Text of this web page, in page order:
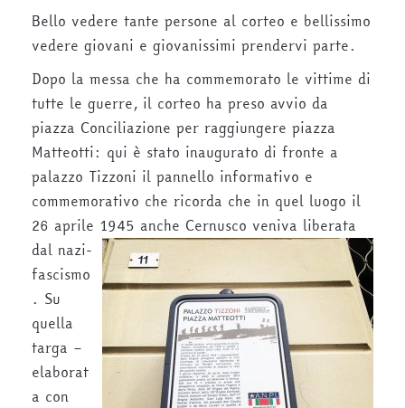
Bello vedere tante persone al corteo e bellissimo
vedere giovani e giovanissimi prendervi parte.
Dopo la messa che ha commemorato le vittime di
tutte le guerre, il corteo ha preso avvio da
piazza Conciliazione per raggiungere piazza
Matteotti: qui è stato inaugurato di fronte a
palazzo Tizzoni il pannello informativo e
commemorativo che ricorda che in quel luogo il
26 aprile 1945 anche Cernusco veniva liberata
dal nazi-
fascismo
. Su
quella
targa –
elaborat
a con